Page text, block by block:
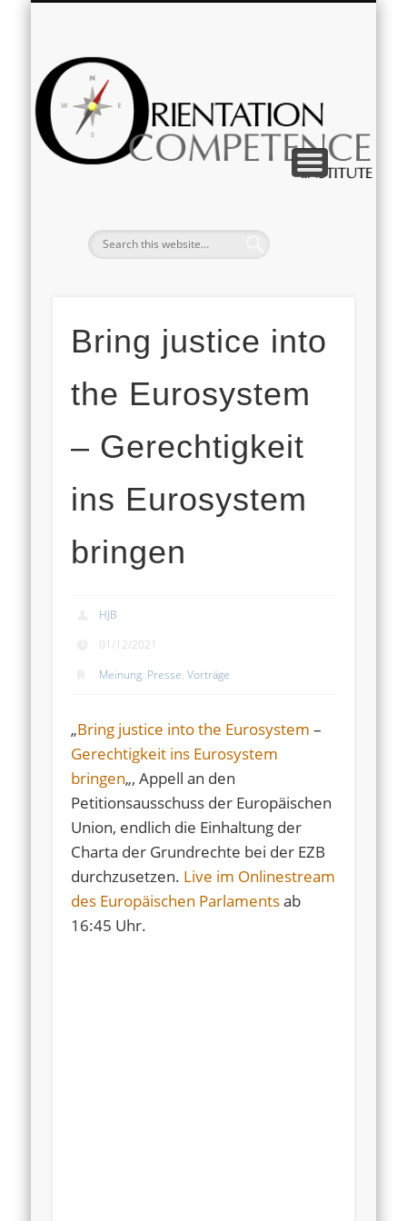
Bring justice into
the Eurosystem
– Gerechtigkeit
ins Eurosystem
bringen
HJB
01/12/2021
Meinung, Presse,Vorträge
„Bring justice into the Eurosystem –
Gerechtigkeit ins Eurosystem
bringen„, Appell an den
Petitionsausschuss der Europäischen
Union, endlich die Einhaltung der
Charta der Grundrechte bei der EZB
durchzusetzen. Live im Onlinestream
des Europäischen Parlamentsab
16:45 Uhr.